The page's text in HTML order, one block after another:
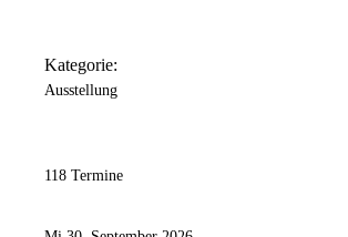
Kategorie:
Ausstellung
118 Termine